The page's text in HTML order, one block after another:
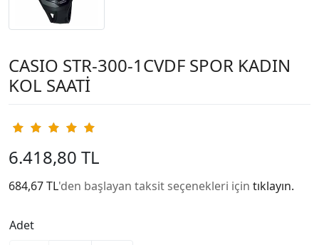
CASIO STR-300-1CVDF SPOR KADIN
KOL SAATİ
6.418,80 TL
684,67 TL'den başlayan taksit seçenekleri için tıklayın.
Adet